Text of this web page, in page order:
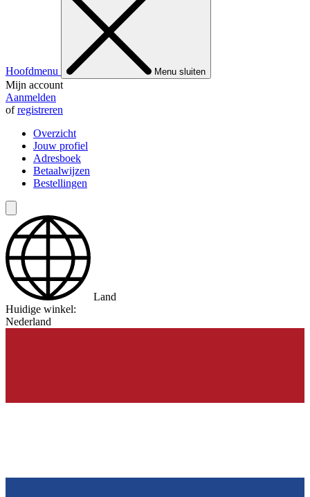
Hoofdmenu Menu sluiten
Mijn account
Aanmelden
ofregistreren
Overzicht
Jouw profiel
Adresboek
Betaalwijzen
Bestellingen
Land
Huidige winkel:
Nederland